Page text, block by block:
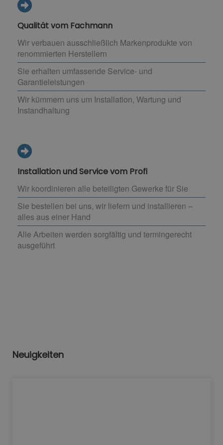
Qualität vom Fachmann
Wir verbauen ausschließlich Markenprodukte von
renommierten Herstellern
Sie erhalten umfassende Service- und
Garantieleistungen
Wir kümmern uns um Installation, Wartung und
Instandhaltung
Installation und Service vom Profi
Wir koordinieren alle beteiligten Gewerke für Sie
Sie bestellen bei uns, wir liefern und installieren –
alles aus einer Hand
Alle Arbeiten werden sorgfältig und termingerecht
ausgeführt
Neuigkeiten